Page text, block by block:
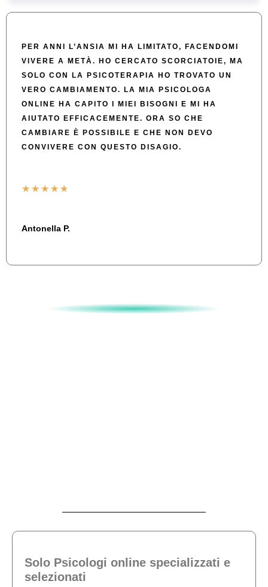
PER ANNI L’ANSIA MI HA LIMITATO, FACENDOMI
VIVERE A METÀ. HO CERCATO SCORCIATOIE, MA
SOLO CON LA PSICOTERAPIA HO TROVATO UN
VERO CAMBIAMENTO. LA MIA PSICOLOGA
ONLINE HA CAPITO I MIEI BISOGNI E MI HA
AIUTATO EFFICACEMENTE. ORA SO CHE
CAMBIARE È POSSIBILE E CHE NON DEVO
CONVIVERE CON QUESTO DISAGIO.
★ ★ ★ ★ ★
Antonella P.
Solo Psicologi online specializzati e
selezionati